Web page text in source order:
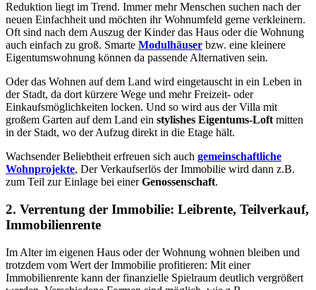
Reduktion liegt im Trend. Immer mehr Menschen suchen nach der
neuen Einfachheit und möchten ihr Wohnumfeld gerne verkleinern.
Oft sind nach dem Auszug der Kinder das Haus oder die Wohnung
auch einfach zu groß. Smarte Modulhäuser bzw. eine kleinere
Eigentumswohnung können da passende Alternativen sein.
Oder das Wohnen auf dem Land wird eingetauscht in ein Leben in
der Stadt, da dort kürzere Wege und mehr Freizeit- oder
Einkaufsmöglichkeiten locken. Und so wird aus der Villa mit
großem Garten auf dem Land ein stylishes Eigentums-Loft mitten
in der Stadt, wo der Aufzug direkt in die Etage hält.
Wachsender Beliebtheit erfreuen sich auch gemeinschaftliche
Wohnprojekte, Der Verkaufserlös der Immobilie wird dann z.B.
zum Teil zur Einlage bei einerGenossenschaft.
2. Verrentung der Immobilie: Leibrente, Teilverkauf,
Immobilienrente
Im Alter im eigenen Haus oder der Wohnung wohnen bleiben und
trotzdem vom Wert der Immobilie profitieren: Mit einer
Immobilienrente kann der finanzielle Spielraum deutlich vergrößert